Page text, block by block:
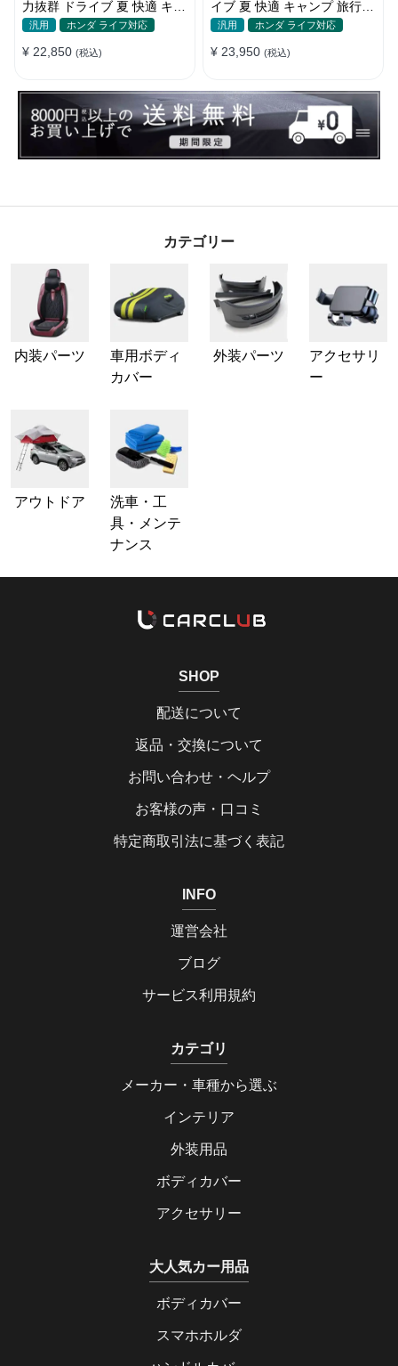
力抜群 ドライブ 夏 快適 キャ
ンプ 旅行 省スペース エアー
汎用 ホンダ ライフ対応
¥ 22,850 (税込)
イブ 夏 快適 キャンプ 旅行
多用 取付簡単 収納便利 エア
汎用 ホンダ ライフ対応
¥ 23,950 (税込)
カテゴリー
内装パーツ
車用ボディ
カバー
外装パーツ
アクセサリ
ー
アウトドア
洗車・工
具・メンテ
ナンス
SHOP
配送について
返品・交換について
お問い合わせ・ヘルプ
お客様の声・口コミ
特定商取引法に基づく表記
INFO
運営会社
ブログ
サービス利用規約
カテゴリ
メーカー・車種から選ぶ
インテリア
外装用品
ボディカバー
アクセサリー
大人気カー用品
ボディカバー
スマホホルダ